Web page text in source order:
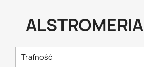
ALSTROMERIA
Trafność